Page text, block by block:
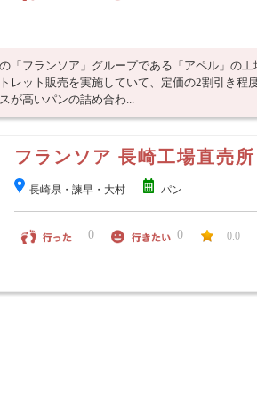
「フランソア」グループである「アペル」の
レット販売を実施していて、定価の2割引き程
が高いパンの詰め合わ...
フランソア 長崎工場直売所
長崎県・諫早・大村 パン
0 0 0.0